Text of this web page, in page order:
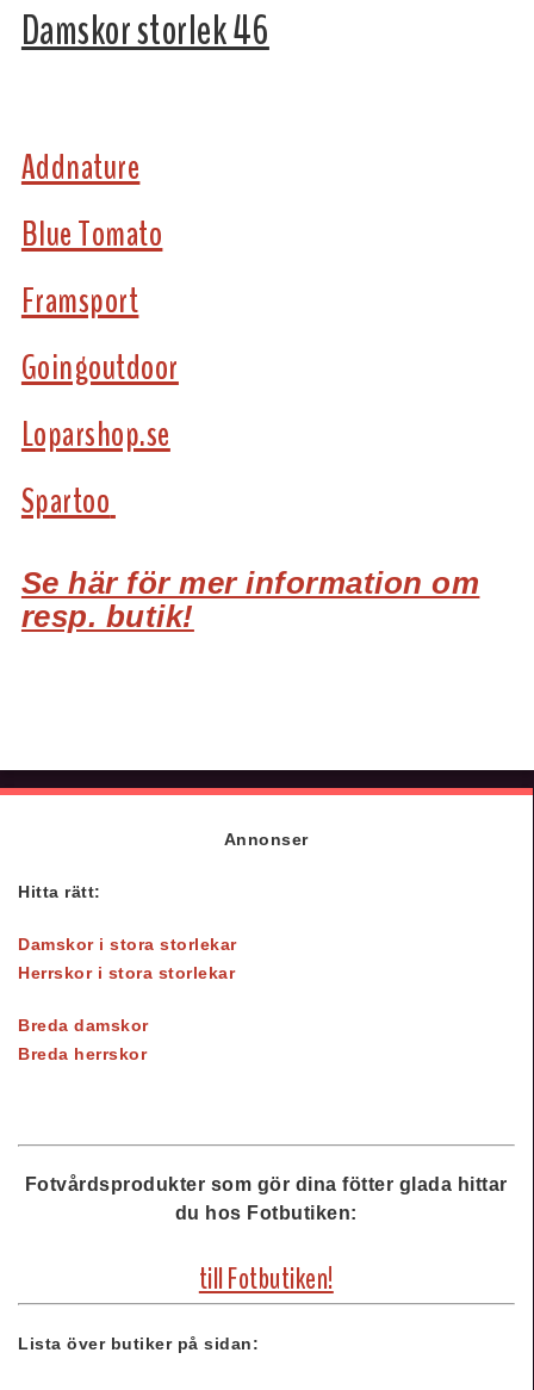
Damskor storlek 46
Addnature
Blue Tomato
Framsport
Goingoutdoor
Loparshop.se
Spartoo
Se här för mer information om
resp. butik!
Annonser
Hitta rätt:
Damskor i stora storlekar
Herrskor i stora storlekar
Breda damskor
Breda herrskor
Fotvårdsprodukter som gör dina fötter glada hittar
du hos Fotbutiken:
till Fotbutiken!
Lista över butiker på sidan: